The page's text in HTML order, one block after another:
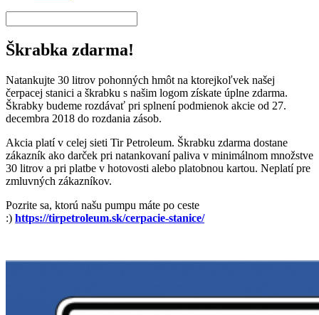
Škrabka zdarma!
Natankujte 30 litrov pohonných hmôt na ktorejkoľvek našej
čerpacej stanici a škrabku s našim logom získate úplne zdarma.
Škrabky budeme rozdávať pri splnení podmienok akcie od 27.
decembra 2018 do rozdania zásob.
Akcia platí v celej sieti Tir Petroleum. Škrabku zdarma dostane
zákazník ako darček pri natankovaní paliva v minimálnom množstve
30 litrov a pri platbe v hotovosti alebo platobnou kartou. Neplatí pre
zmluvných zákazníkov.
Pozrite sa, ktorú našu pumpu máte po ceste
:) https://tirpetroleum.sk/cerpacie-stanice/